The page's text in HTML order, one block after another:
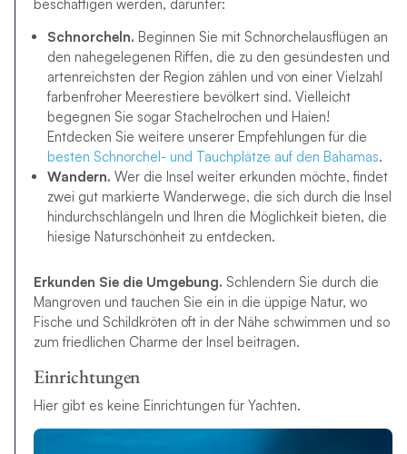
beschäftigen werden, darunter:
Schnorcheln. Beginnen Sie mit Schnorchelausflügen an
den nahegelegenen Riffen, die zu den gesündesten und
artenreichsten der Region zählen und von einer Vielzahl
farbenfroher Meerestiere bevölkert sind. Vielleicht
begegnen Sie sogar Stachelrochen und Haien!
Entdecken Sie weitere unserer Empfehlungen für die
besten Schnorchel- und Tauchplätze auf den Bahamas.
Wandern. Wer die Insel weiter erkunden möchte, findet
zwei gut markierte Wanderwege, die sich durch die Insel
hindurchschlängeln und Ihren die Möglichkeit bieten, die
hiesige Naturschönheit zu entdecken.
Erkunden Sie die Umgebung. Schlendern Sie durch die
Mangroven und tauchen Sie ein in die üppige Natur, wo
Fische und Schildkröten oft in der Nähe schwimmen und so
zum friedlichen Charme der Insel beitragen.
Einrichtungen
Hier gibt es keine Einrichtungen für Yachten.